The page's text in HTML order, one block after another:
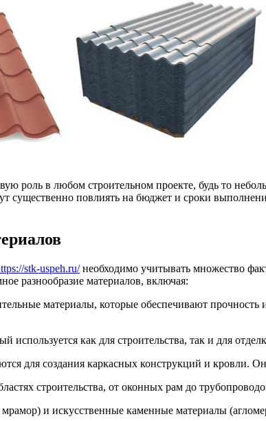
роль в любом строительном проекте, будь то
существенно повлиять на бюджет и сроки
stk-uspeh.ru/необходимо учитывать множество
разнообразие материалов, включая:
материалы, которые обеспечивают
используется как для строительства, так и для
для создания каркасных конструкций и кровли.
строительства, от оконных рам до
и искусственные каменные материалы